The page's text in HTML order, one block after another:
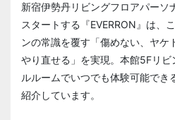
新宿伊勢丹リビングフロアパーソ
スタートする『EVERRON』は、
ンの常識を覆す「傷めない、ヤケ
やり直せる」を実現。本館5Fリビ
ルルームでいつでも体験可能でき
紹介しています。